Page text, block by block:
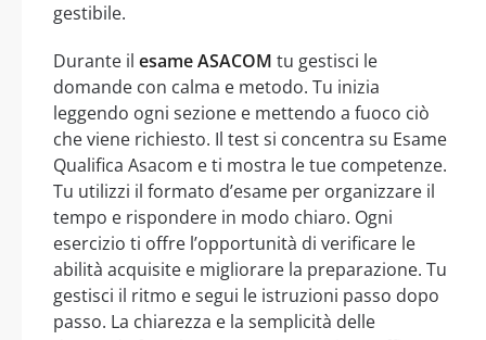
gestibile.
Durante il esame ASACOM tu gestisci le
domande con calma e metodo. Tu inizia
leggendo ogni sezione e mettendo a fuoco ciò
che viene richiesto. Il test si concentra su Esame
Qualifica Asacom e ti mostra le tue competenze.
Tu utilizzi il formato d’esame per organizzare il
tempo e rispondere in modo chiaro. Ogni
esercizio ti offre l’opportunità di verificare le
abilità acquisite e migliorare la preparazione. Tu
gestisci il ritmo e segui le istruzioni passo dopo
passo. La chiarezza e la semplicità delle